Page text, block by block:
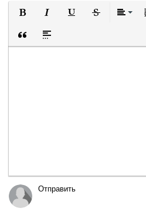
Вставка цитаты
Вставка спойлера
Отправить